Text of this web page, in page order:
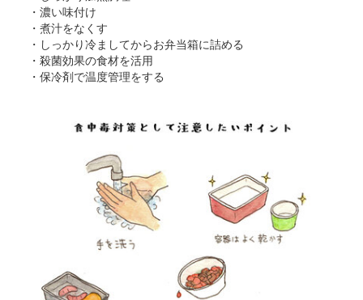
・濃い味付け
・煮汁をなくす
・しっかり冷ましてからお弁当箱に詰める
・殺菌効果の食材を活用
・保冷剤で温度管理をする